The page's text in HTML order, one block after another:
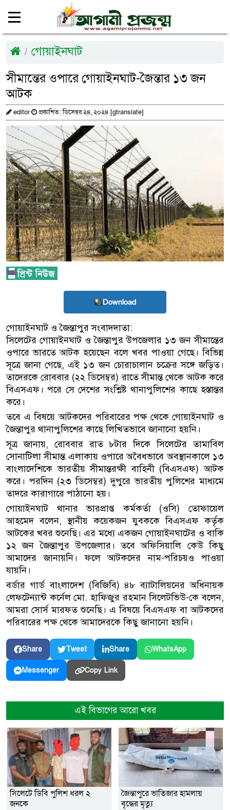
গোয়াইনঘাট
সীমান্তের ওপারে গোয়াইনঘাট-জৈন্তার ১৩ জন
আটক
editor প্রকাশিত: ডিসেম্বর ২৪, ২০২৪ [gtranslate]
Download
গোয়াইনঘাট ও জৈন্তাপুর সংবাদদাতা:
সিলেটের গোয়াইনঘাট ও জৈন্তাপুর উপজেলার ১৩ জন সীমান্তের
ওপারে ভারতে আটক হয়েছেন বলে খবর পাওয়া গেছে। বিভিন্ন
সূত্রে জানা গেছে, এই ১৩ জন চোরাচালান চক্রের সঙ্গে জড়িত।
তাদেরকে রোববার (২২ ডিসেম্বর) রাতে সীমান্ত থেকে আটক করে
বিএসএফ। পরে সে দেশের সংশ্লিষ্ট থানাপুলিশের কাছে হস্তান্তর
করে।
তবে এ বিষয়ে আটকদের পরিবারের পক্ষ থেকে গোয়াইনঘাট ও
জৈন্তাপুর থানাপুলিশের কাছে লিখিতভাবে জানানো হয়নি।
সূত্র জানায়, রোববার রাত ৮টার দিকে সিলেটের তামাবিল
সোনাটিলা সীমান্ত এলাকায় ওপারে অবৈধভাবে অবস্থানকালে ১৩
বাংলাদেশিকে ভারতীয় সীমান্তরক্ষী বাহিনী (বিএসএফ) আটক
করে। পরদিন (২৩ ডিসেম্বর) দুপুরে ভারতীয় পুলিশের মাধ্যমে
তাদরে কারাগারে পাঠানো হয়।
গোয়াইনঘাট থানার ভারপ্রাপ্ত কর্মকর্তা (ওসি) তোফায়েল
আহমেদ বলেন, স্থানীয় কয়েকজন যুবককে বিএসএফ কর্তৃক
আটকের খবর শুনেছি। এর মধ্যে একজন গোয়াইনঘাটের ও বাকি
১২ জন জৈন্তাপুর উপজেলার। তবে অফিসিয়ালি কেউ কিছু
আমাদের জানায়নি। ফলে আটকদের নাম-পরিচয়ও পাওয়া
যায়নি।
বর্ডার গার্ড বাংলাদেশ (বিজিবি) ৪৮ ব্যাটালিয়নের অধিনায়ক
লেফটেন্যান্ট কর্নেল মো. হাফিজুর রহমান সিলেটভিউ-কে বলেন,
আমরা সোর্স মারফত শুনেছি। এ বিষয়ে বিএসএফ বা আটকদের
পরিবারের পক্ষ থেকে আমাদেরকে কিছু জানানো হয়নি।
Share Tweet Share WhatsApp
Messenger Copy Link
এই বিভাগের আরো খবর
সিলেটে ডিবি পুলিশ ধরল ২
জনকে
জৈন্তাপুরে ভাতিজার হামলায়
বৃদ্ধের মৃত্যু